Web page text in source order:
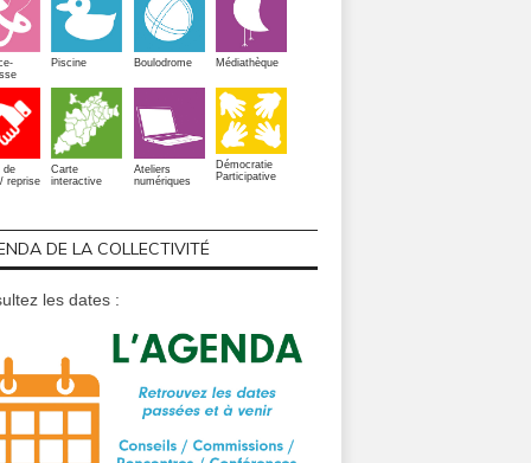
Piscine Boulodrome Médiathèque
de
reprise
Carte
interactive
Ateliers
numériques
Démocratie
Participative
DE LA COLLECTIVITÉ
les dates :